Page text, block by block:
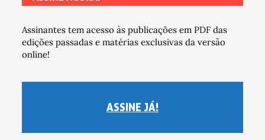
Assinantes tem acesso às publicações em PDF das
edições passadas e matérias exclusivas da versão
online!
ASSINE JÁ!